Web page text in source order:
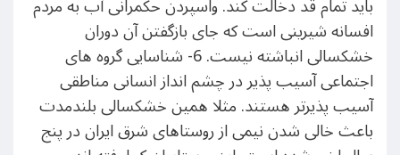
افسانه شیرینی است که جای بازگفتن آن دوران
خشکسالی انباشته نیست. 6- شناسایی گروه های
اجتماعی آسیب پذیر در چشم انداز انسانی مناطقی
آسیب پذیرتر هستند. مثلا همین خشکسالی بلندمدت
باعث خالی شدن نیمی از روستاهای شرق ایران در پنج